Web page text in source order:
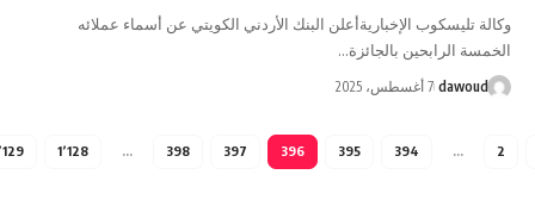
الإخباريةأعلن البنك الأردني الكويتي عن أسماء عملائه
بالجائزة…
7 أغسطس، 2025
395
396
397
398 1٬129